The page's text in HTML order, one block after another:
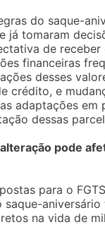
do saque-
já tomaram
de
financeiras
desses
crédito, e
adaptações em
dessas
pode
para o
saque-
na vida de